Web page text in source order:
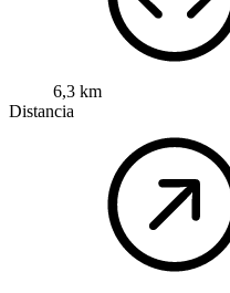
6,3 km
Distancia